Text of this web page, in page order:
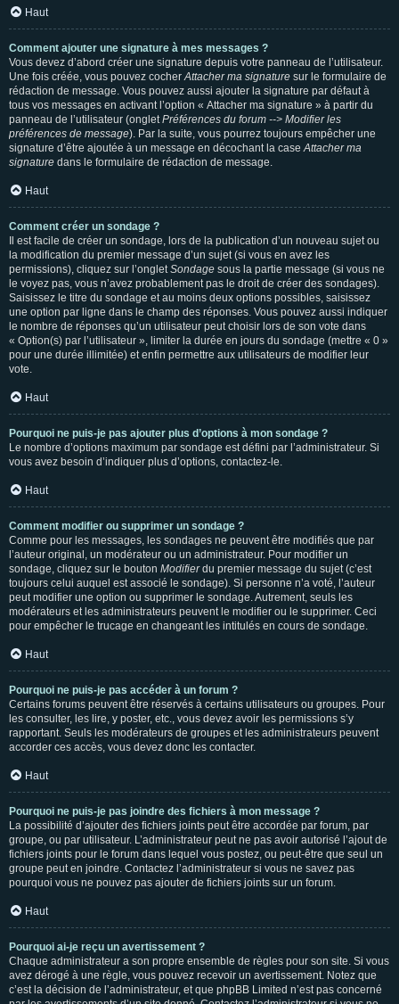
Haut
Comment ajouter une signature à mes messages ?
Vous devez d’abord créer une signature depuis votre panneau de l’utilisateur.
Une fois créée, vous pouvez cocherAttacher ma signature sur le formulaire de
rédaction de message. Vous pouvez aussi ajouter la signature par défaut à
tous vos messages en activant l’option « Attacher ma signature » à partir du
panneau de l’utilisateur (ongletPréférences du forum --> Modifier les
préférences de message). Par la suite, vous pourrez toujours empêcher une
signature d’être ajoutée à un message en décochant la caseAttacher ma
signature dans le formulaire de rédaction de message.
Haut
Comment créer un sondage ?
Il est facile de créer un sondage, lors de la publication d’un nouveau sujet ou
la modification du premier message d’un sujet (si vous en avez les
permissions), cliquez sur l’ongletSondage sous la partie message (si vous ne
le voyez pas, vous n’avez probablement pas le droit de créer des sondages).
Saisissez le titre du sondage et au moins deux options possibles, saisissez
une option par ligne dans le champ des réponses. Vous pouvez aussi indiquer
le nombre de réponses qu’un utilisateur peut choisir lors de son vote dans
« Option(s) par l’utilisateur », limiter la durée en jours du sondage (mettre « 0 »
pour une durée illimitée) et enfin permettre aux utilisateurs de modifier leur
vote.
Haut
Pourquoi ne puis-je pas ajouter plus d’options à mon sondage ?
Le nombre d’options maximum par sondage est défini par l’administrateur. Si
vous avez besoin d’indiquer plus d’options, contactez-le.
Haut
Comment modifier ou supprimer un sondage ?
Comme pour les messages, les sondages ne peuvent être modifiés que par
l’auteur original, un modérateur ou un administrateur. Pour modifier un
sondage, cliquez sur le bouton Modifierdu premier message du sujet (c’est
toujours celui auquel est associé le sondage). Si personne n’a voté, l’auteur
peut modifier une option ou supprimer le sondage. Autrement, seuls les
modérateurs et les administrateurs peuvent le modifier ou le supprimer. Ceci
pour empêcher le trucage en changeant les intitulés en cours de sondage.
Haut
Pourquoi ne puis-je pas accéder à un forum ?
Certains forums peuvent être réservés à certains utilisateurs ou groupes. Pour
les consulter, les lire, y poster, etc., vous devez avoir les permissions s’y
rapportant. Seuls les modérateurs de groupes et les administrateurs peuvent
accorder ces accès, vous devez donc les contacter.
Haut
Pourquoi ne puis-je pas joindre des fichiers à mon message ?
La possibilité d’ajouter des fichiers joints peut être accordée par forum, par
groupe, ou par utilisateur. L’administrateur peut ne pas avoir autorisé l’ajout de
fichiers joints pour le forum dans lequel vous postez, ou peut-être que seul un
groupe peut en joindre. Contactez l’administrateur si vous ne savez pas
pourquoi vous ne pouvez pas ajouter de fichiers joints sur un forum.
Haut
Pourquoi ai-je reçu un avertissement ?
Chaque administrateur a son propre ensemble de règles pour son site. Si vous
avez dérogé à une règle, vous pouvez recevoir un avertissement. Notez que
c’est la décision de l’administrateur, et que phpBB Limited n’est pas concerné